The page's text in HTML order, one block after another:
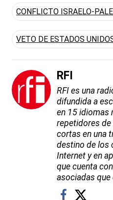
CONFLICTO ISRAELO-
VETO DE ESTADOS
RFI
RFI es una
difundida a
en 15 idiomas
repetidores de
cortas en una
destino de los
Internet y en
que cuenta
asociadas